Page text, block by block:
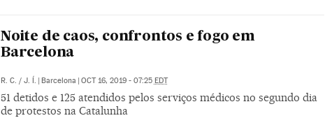
Noite de caos, confrontos e fogo em
Barcelona
R. C. / J. Í. | Barcelona | OCT 16, 2019 - 07:25 EDT
51 detidos e 125 atendidos pelos serviços médicos no segundo dia
de protestos na Catalunha